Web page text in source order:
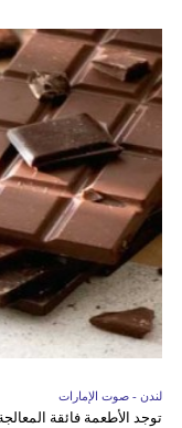
لندن - صوت الإمارات
توجد الأطعمة فائقة